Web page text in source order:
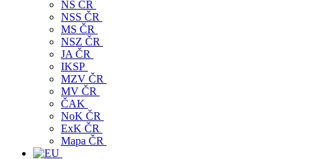
NS ČR
NSS ČR
MS ČR
NSZ ČR
JA ČR
IKSP
MZV ČR
MV ČR
ČAK
NoK ČR
ExK ČR
Mapa ČR